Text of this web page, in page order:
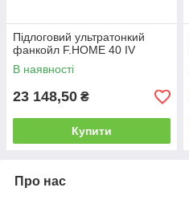
Підлоговий ультратонкий
фанкойл F.HOME 40 IV
В наявності
23 148,50 ₴
Купити
Про нас